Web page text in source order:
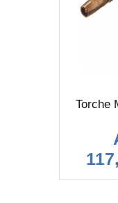
Torche